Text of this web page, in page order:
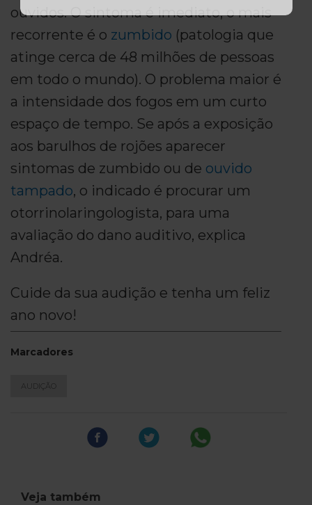
ouvidos. O sintoma é imediato, o mais
recorrente é o zumbido (patologia que
atinge cerca de 48 milhões de pessoas
em todo o mundo). O problema maior é
a intensidade dos fogos em um curto
espaço de tempo. Se após a exposição
aos barulhos de rojões aparecer
sintomas de zumbido ou de ouvido
tampado, o indicado é procurar um
otorrinolaringologista, para uma
avaliação do dano auditivo, explica
Andréa.
Cuide da sua audição e tenha um feliz
ano novo!
Marcadores
AUDIÇÃO
Veja também